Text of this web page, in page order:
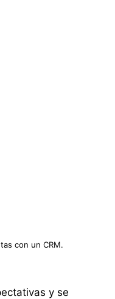
con un CRM.
y se